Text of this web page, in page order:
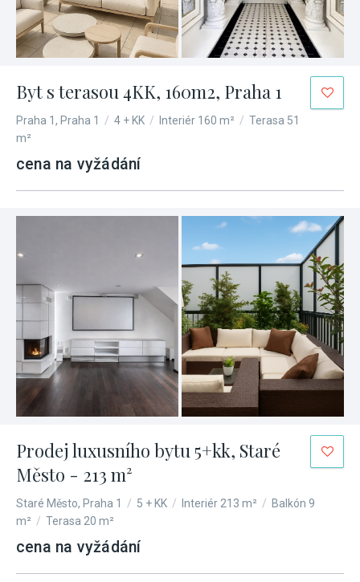
Byt s terasou 4KK, 160m2, Praha 1
Praha 1, Praha 1 / 4 + KK / Interiér 160 m² / Terasa 51
m²
cena na vyžádání
Prodej luxusního bytu 5+kk, Staré
Město - 213 m²
Staré Město, Praha 1 / 5 + KK / Interiér 213 m² / Balkón 9
m² / Terasa 20 m²
cena na vyžádání